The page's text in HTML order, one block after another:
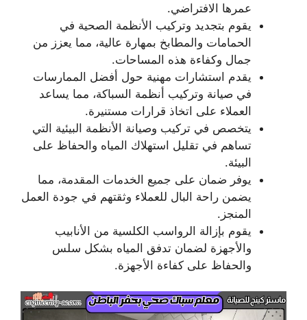
عمرها الافتراضي.
يقوم بتجديد وتركيب الأنظمة الصحية في
الحمامات والمطابخ بمهارة عالية، مما يعزز من
جمال وكفاءة هذه المساحات.
يقدم استشارات مهنية حول أفضل الممارسات
في صيانة وتركيب أنظمة السباكة، مما يساعد
العملاء على اتخاذ قرارات مستنيرة.
يتخصص في تركيب وصيانة الأنظمة البيئية التي
تساهم في تقليل استهلاك المياه والحفاظ على
البيئة.
يوفر ضمان على جميع الخدمات المقدمة، مما
يضمن راحة البال للعملاء وثقتهم في جودة العمل
المنجز.
يقوم بإزالة الرواسب الكلسية من الأنابيب
والأجهزة لضمان تدفق المياه بشكل سلس
والحفاظ على كفاءة الأجهزة.